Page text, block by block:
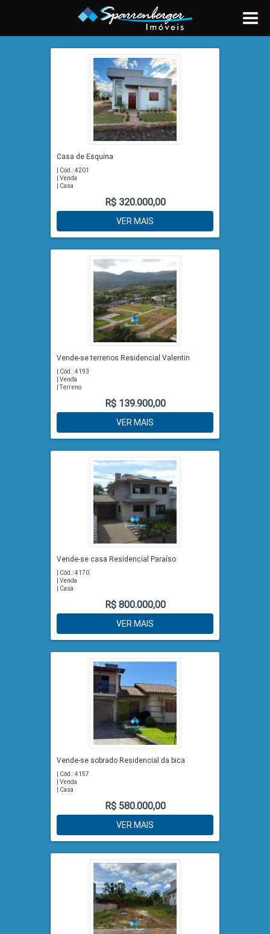
Casa de Esquina
| Cód.: 4201
| Venda
| Casa
R$ 320.000,00
VER MAIS
Vende-se terrenos Residencial Valentin
| Cód.: 4193
| Venda
| Terreno
R$ 139.900,00
VER MAIS
Vende-se casa Residencial Paraíso
| Cód.: 4170
| Venda
| Casa
R$ 800.000,00
VER MAIS
Vende-se sobrado Residencial da bica
| Cód.: 4157
| Venda
| Casa
R$ 580.000,00
VER MAIS